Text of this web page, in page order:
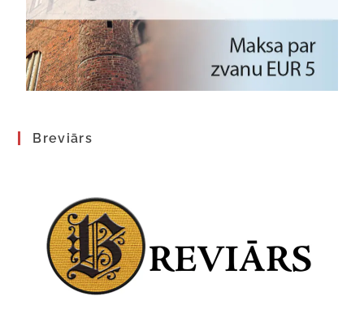
Breviārs